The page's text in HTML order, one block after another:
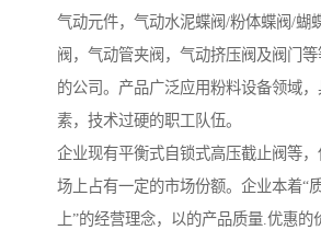
气动元件，气动水泥蝶阀/粉体蝶阀/蝴
阀，气动管夹阀，气动挤压阀及阀门
的公司。产品广泛应用粉料设备领域
素，技术过硬的职工队伍。
企业现有平衡式自锁式高压截止阀等
场上占有一定的市场份额。企业本着“
上”的经营理念，以的产品质量.优惠